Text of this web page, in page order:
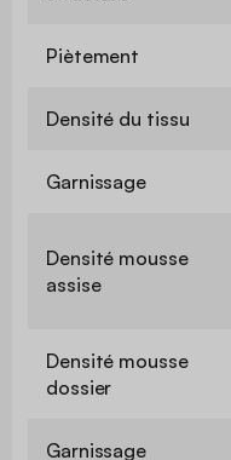
Piètement
Densité du tissu
Garnissage
Densité mousse
assise
Densité mousse
dossier
Garnissage